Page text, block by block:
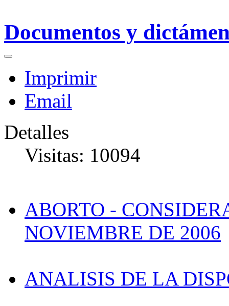
Documentos y
Imprimir
Email
Detalles
Visitas: 10094
ABORTO -
NOVIEMBRE DE 2006
ANALISIS DE LA